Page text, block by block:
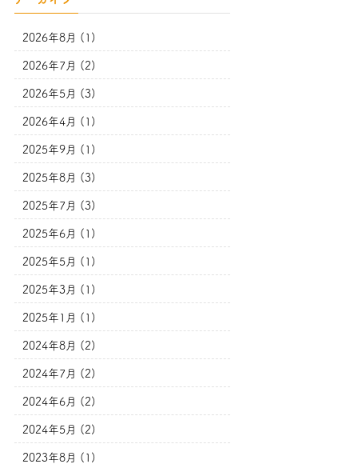
2026年8月 (1)
2026年7月 (2)
2026年5月 (3)
2026年4月 (1)
2025年9月 (1)
2025年8月 (3)
2025年7月 (3)
2025年6月 (1)
2025年5月 (1)
2025年3月 (1)
2025年1月 (1)
2024年8月 (2)
2024年7月 (2)
2024年6月 (2)
2024年5月 (2)
2023年8月 (1)